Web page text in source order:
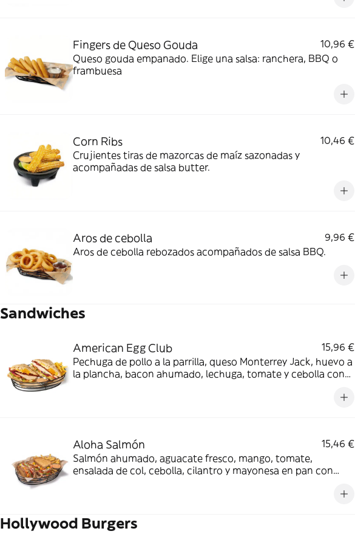
Fingers de Queso Gouda
10,96 €
Queso gouda empanado. Elige una salsa: ranchera, BBQ o
frambuesa
Corn Ribs
10,46 €
Crujientes tiras de mazorcas de maíz sazonadas y
acompañadas de salsa butter.
Aros de cebolla
9,96 €
Aros de cebolla rebozados acompañados de salsa BBQ.
Sandwiches
American Egg Club
15,96 €
Pechuga de pollo a la parrilla, queso Monterrey Jack, huevo a
la plancha, bacon ahumado, lechuga, tomate y cebolla con
Aloha Salmón
15,46 €
Salmón ahumado, aguacate fresco, mango, tomate,
ensalada de col, cebolla, cilantro y mayonesa en pan con
previamente congelados a Tª < de -20ºC, mínimo 24 horas.
Hollywood Burgers